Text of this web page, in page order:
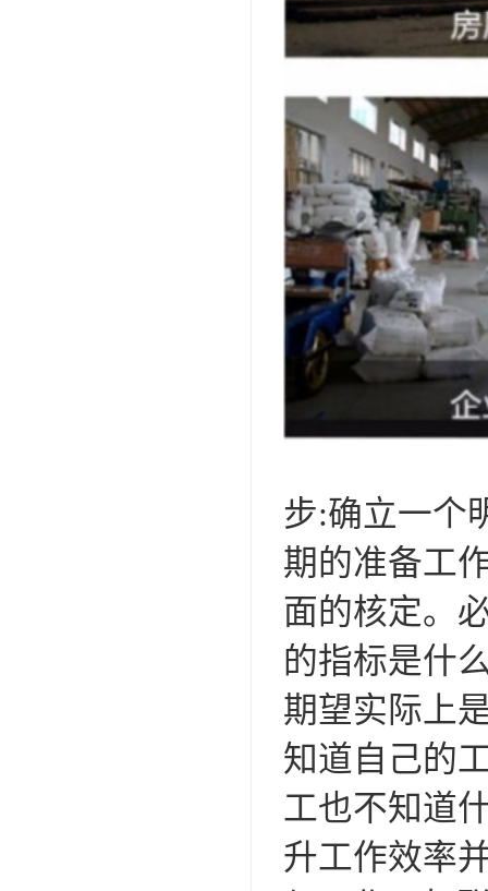
步:确立一个
期的准备工
面的核定。
的指标是什
期望实际上
知道自己的
工也不知道
升工作效率